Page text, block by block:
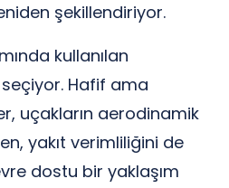
şekillendiriyor.
kullanılan
Hafif ama
uçakların aerodinamik
yakıt verimliliğini de
dostu bir yaklaşım